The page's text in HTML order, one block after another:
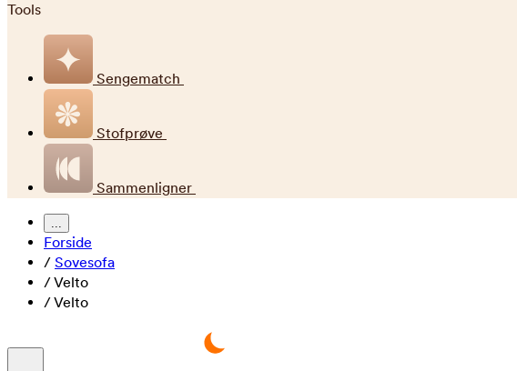
Tools
Sengematch
Stofprøve
Sammenligner
...
Forside
/ Sovesofa
/Velto
/Velto